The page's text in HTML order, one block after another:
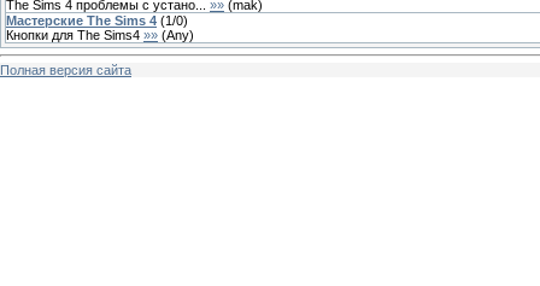
The Sims 4 проблемы с устано...
»» (mak)
Мастерские The Sims 4 (1/0)
Кнопки для The Sims4 »» (Any)
Полная версия сайта